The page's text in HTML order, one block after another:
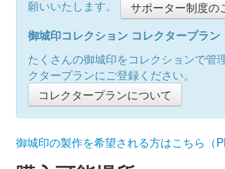
願いいたします。
サポーター制度の
御城印コレクション コレクタープラン
たくさんの御城印をコレクションで管
クタープランにご登録ください。
コレクタープランについて
御城印の製作を希望される方はこちら（